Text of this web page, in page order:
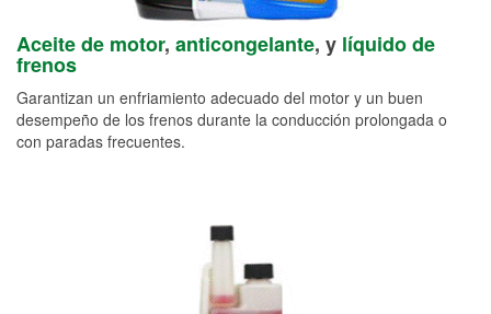
Aceite de motor, anticongelante, y líquido de
frenos
Garantizan un enfriamiento adecuado del motor y un buen
desempeño de los frenos durante la conducción prolongada o
con paradas frecuentes.